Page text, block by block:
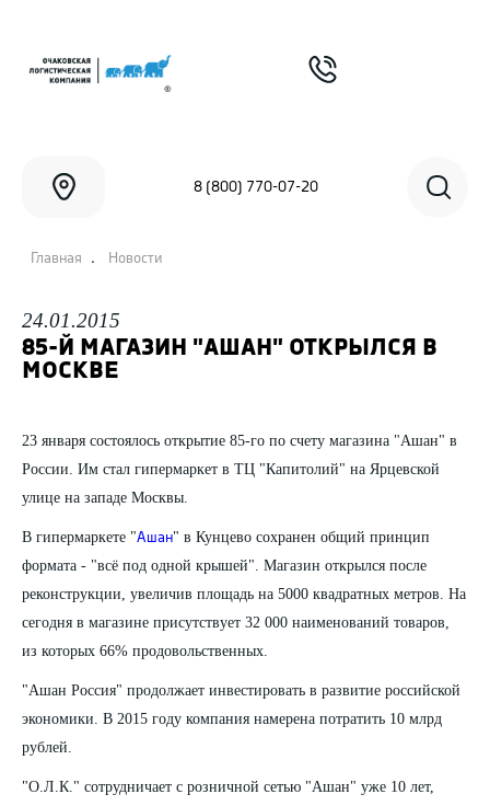
8 (800) 770-07-20
Главная . Новости
24.01.2015
85-Й МАГАЗИН "АШАН" ОТКРЫЛСЯ В
МОСКВЕ
23 января состоялось открытие 85-го по счету магазина "Ашан" в
России. Им стал гипермаркет в ТЦ "Капитолий" на Ярцевской
улице на западе Москвы.
В гипермаркете "Ашан" в Кунцево сохранен общий принцип
формата - "всё под одной крышей". Магазин открылся после
реконструкции, увеличив площадь на 5000 квадратных метров. На
сегодня в магазине присутствует 32 000 наименований товаров,
из которых 66% продовольственных.
"Ашан Россия" продолжает инвестировать в развитие российской
экономики. В 2015 году компания намерена потратить 10 млрд
рублей.
"О.Л.К." сотрудничает с розничной сетью "Ашан" уже 10 лет,